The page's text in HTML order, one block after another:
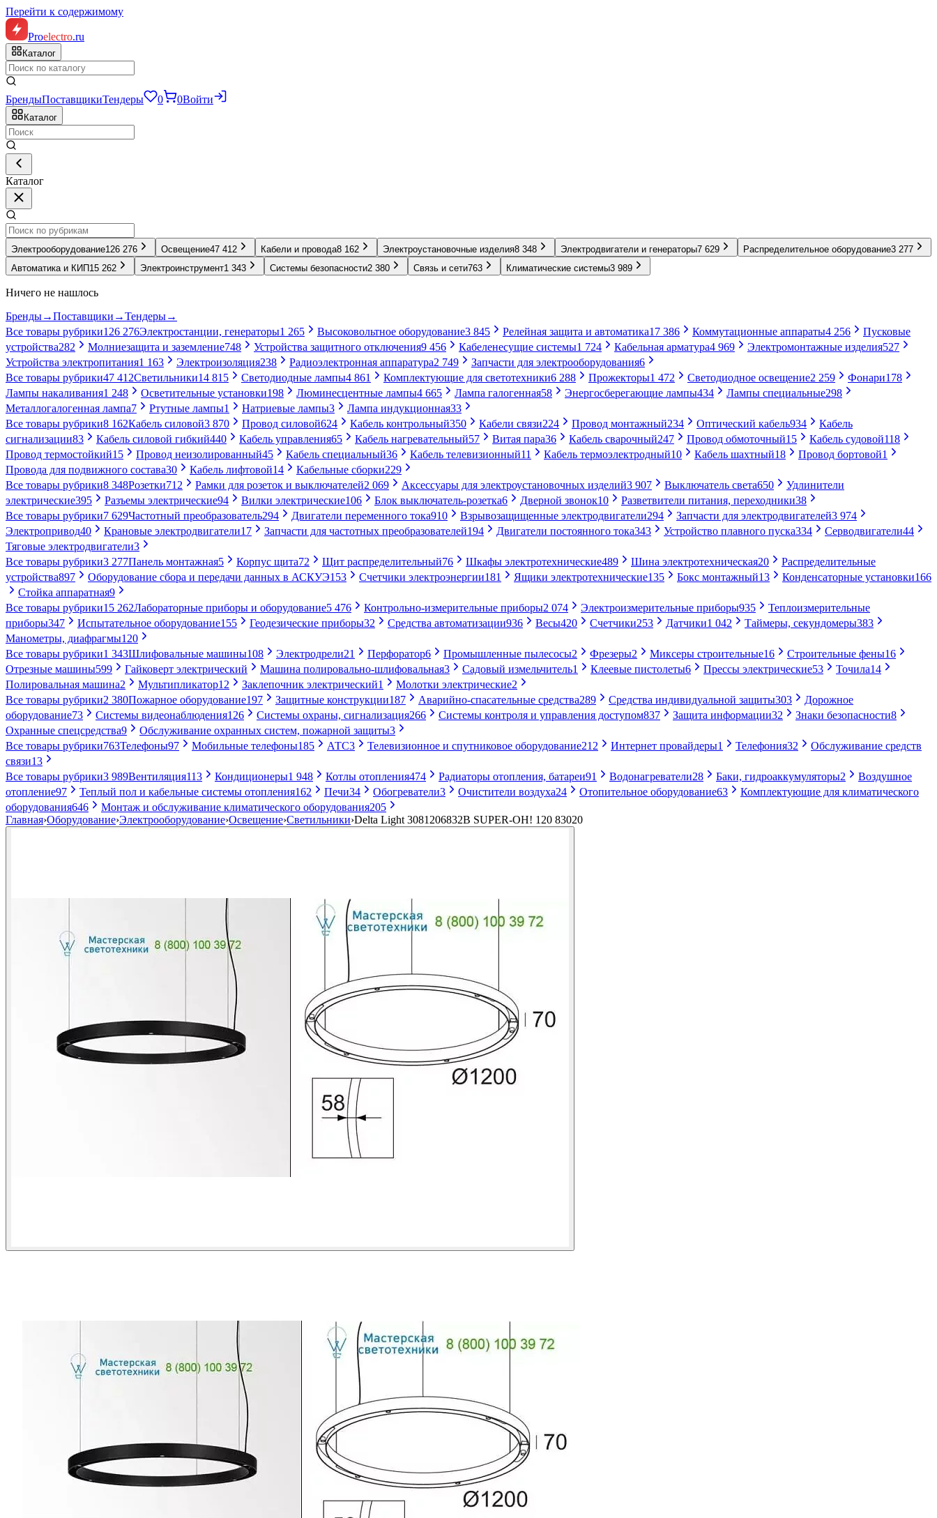
Перейти к содержимому
Proelectro.ru
Каталог
БрендыПоставщикиТендеры 0 0Войти
Каталог
Каталог
Электрооборудование126 276 Освещение47 412 Кабели и провода8 162 Электроустановочные изделия8 348 Электродвигатели и генераторы7 629 Распределительное оборудование3 277
Автоматика и КИП 15 262 Электроинструмент1 343 Системы безопасности2 380 Связь и сети763 Климатические системы3 989
Ничего не нашлось
Бренды→Поставщики →Тендеры→
Все товары рубрики126 276Электростанции, генераторы1 265 Высоковольтное оборудование3 845 Релейная защита и автоматика17 386 Коммутационные аппараты4 256
Пусковые
устройства282 Молниезащита и заземление748 Устройства защитного отключения9 456 Кабеленесущие системы1 724 Кабельная арматура4 969 Электромонтажные изделия527
Устройства электропитания1 163 Электроизоляция238 Радиоэлектронная аппаратура2 749 Запчасти для электрооборудования6
Все товары рубрики47 412Светильники14 815 Светодиодные лампы4 861 Комплектующие для светотехники6 288 Прожекторы1 472 Светодиодное освещение2 259 Фонари178
Лампы накаливания1 248 Осветительные установки198 Люминесцентные лампы4 665 Лампа галогенная58 Энергосберегающие лампы434 Лампы специальные298
Металлогалогенная лампа7 Ртутные лампы1 Натриевые лампы3 Лампа индукционная33
Все товары рубрики8 162Кабель силовой3 870 Провод силовой624 Кабель контрольный350 Кабели связи224 Провод монтажный234 Оптический кабель934
Кабель
сигнализации83 Кабель силовой гибкий440 Кабель управления65 Кабель нагревательный57 Витая пара36 Кабель сварочный247 Провод обмоточный15 Кабель судовой118
Провод термостойкий15 Провод неизолированный45 Кабель специальный36 Кабель телевизионный11 Кабель термоэлектродный10 Кабель шахтный18 Провод бортовой1
Провода для подвижного состава30 Кабель лифтовой14 Кабельные сборки229
Все товары рубрики8 348Розетки712 Рамки для розеток и выключателей2 069 Аксессуары для электроустановочных изделий3 907 Выключатель света650
Удлинители
электрические395 Разъемы электрические94 Вилки электрические106 Блок выключатель-розетка6 Дверной звонок10 Разветвители питания, переходники38
Все товары рубрики7 629Частотный преобразователь294 Двигатели переменного тока910 Взрывозащищенные электродвигатели294 Запчасти для электродвигателей3 974
Электропривод40 Крановые электродвигатели17 Запчасти для частотных преобразователей194 Двигатели постоянного тока343 Устройство плавного пуска334 Серводвигатели44
Тяговые электродвигатели3
Все товары рубрики3 277Панель монтажная5 Корпус щита72 Щит распределительный76 Шкафы электротехнические489 Шина электротехническая20
Распределительные
устройства897 Оборудование сбора и передачи данных в АСКУЭ153 Счетчики электроэнергии181 Ящики электротехнические135 Бокс монтажный13 Конденсаторные установки166
Стойка аппаратная9
Все товары рубрики15 262Лабораторные приборы и оборудование5 476 Контрольно-измерительные приборы2 074 Электроизмерительные приборы935
Теплоизмерительные
приборы347 Испытательное оборудование155 Геодезические приборы32 Средства автоматизации936 Весы420 Счетчики253 Датчики1 042 Таймеры, секундомеры383
Манометры, диафрагмы120
Все товары рубрики1 343Шлифовальные машины108 Электродрели21 Перфоратор6 Промышленные пылесосы2 Фрезеры2 Миксеры строительные16 Строительные фены16
Отрезные машины599 Гайковерт электрический Машина полировально-шлифовальная3 Садовый измельчитель1 Клеевые пистолеты6 Прессы электрические53 Точила14
Полировальная машина2 Мультипликатор12 Заклепочник электрический1 Молотки электрические2
Все товары рубрики2 380Пожарное оборудование197 Защитные конструкции187 Аварийно-спасательные средства289 Средства индивидуальной защиты303
Дорожное
оборудование73 Системы видеонаблюдения126 Системы охраны, сигнализация266 Системы контроля и управления доступом837 Защита информации32 Знаки безопасности8
Охранные спецсредства9 Обслуживание охранных систем, пожарной защиты3
Все товары рубрики763Телефоны97 Мобильные телефоны185 АТС3 Телевизионное и спутниковое оборудование212 Интернет провайдеры1 Телефония32
Обслуживание средств
связи13
Все товары рубрики3 989Вентиляция113 Кондиционеры1 948 Котлы отопления474 Радиаторы отопления, батареи91 Водонагреватели28 Баки, гидроаккумуляторы2
Воздушное
отопление97 Теплый пол и кабельные системы отопления162 Печи34 Обогреватели3 Очистители воздуха24 Отопительное оборудование63
Комплектующие для климатического
оборудования646 Монтаж и обслуживание климатического оборудования205
Главная›Оборудование›Электрооборудование›Освещение›Светильники›Delta Light 3081206832B SUPER-OH! 120 83020